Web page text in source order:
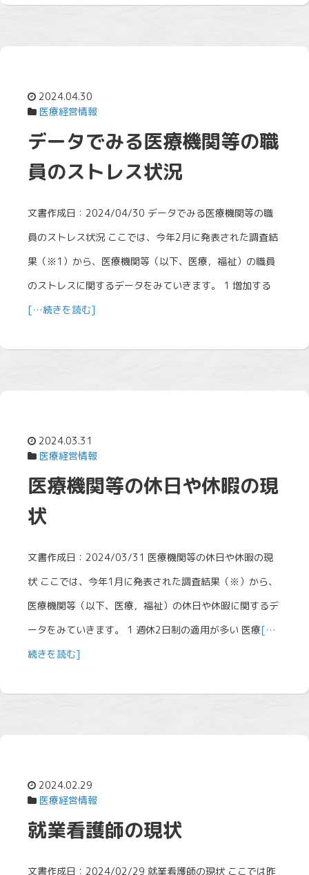
2024.04.30
医療経営情報
データでみる医療機関等の職
員のストレス状況
文書作成日：2024/04/30 データでみる医療機関等の職
員のストレス状況 ここでは、今年2月に発表された調査結
果（※1）から、医療機関等（以下、医療，福祉）の職員
のストレスに関するデータをみていきます。 1 増加する
[…続きを読む]
2024.03.31
医療経営情報
医療機関等の休日や休暇の現
状
文書作成日：2024/03/31 医療機関等の休日や休暇の現
状 ここでは、今年1月に発表された調査結果（※）から、
医療機関等（以下、医療，福祉）の休日や休暇に関するデ
ータをみていきます。 1 週休2日制の適用が多い 医療[…
続きを読む]
2024.02.29
医療経営情報
就業看護師の現状
文書作成日：2024/02/29 就業看護師の現状 ここでは昨